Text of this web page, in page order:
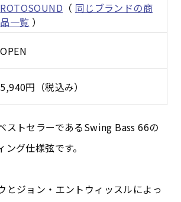
ROTOSOUND （ 同じブランドの商
品一覧 ）
OPEN
5,940円（税込み）
ストセラーであるSwing Bass 66の
グ仕様弦です。
とジョン・エントウィッスルによっ